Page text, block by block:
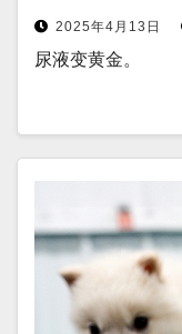
2025年4月13日
尿液变黄金。